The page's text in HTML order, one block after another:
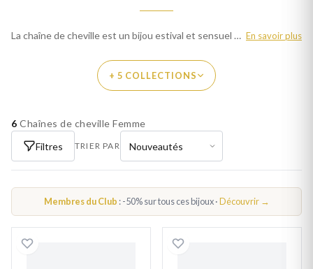
La chaîne de cheville est un bijou estival et sensuel qui met en valeur la finesse de la cheville. Nos chaînes de cheville femme sont disponibles en or, argent et plaqué or. Parcourez plus de 127 modèles et trouvez le bijou idéal. Livraison offerte en France métropolitaine. En savoir plus
+ 5 COLLECTIONS
PAR MATIÈRE
CHAÎNE DE CHEVILLE OR FEMME
CHAÎNE DE CHEVILLE ACIER FEMME
6 Chaînes de cheville Femme
Filtres
TRIER PAR
Membres du Club : -50% sur tous ces bijoux ·Découvrir →
Chaîne cheville Argent Coeur